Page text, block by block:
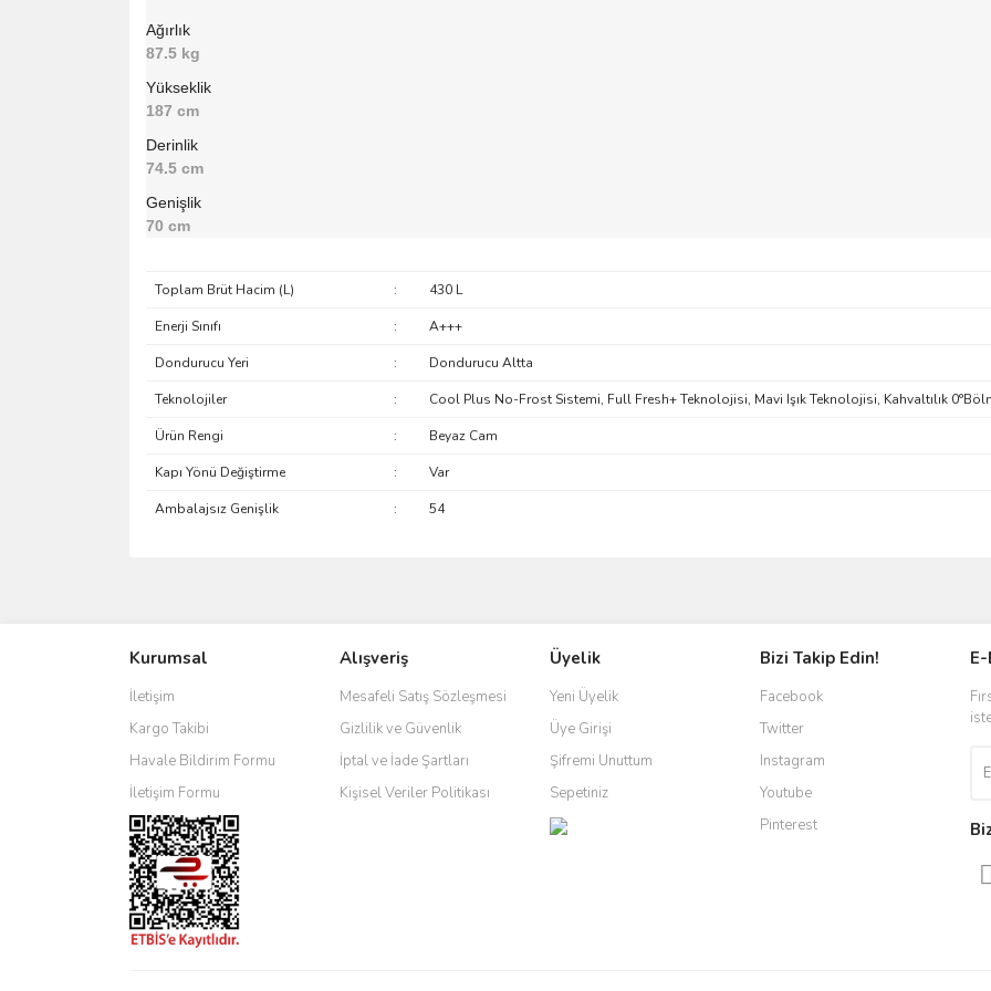
Ağırlık
87.5 kg
Yükseklik
187 cm
Derinlik
74.5 cm
Genişlik
70 cm
Toplam Brüt Hacim (L) : 430 L
Enerji Sınıfı : A+++
Dondurucu Yeri : Dondurucu Altta
Teknolojiler : Cool Plus No-Frost Sistemi, Full Fresh+ Teknolojisi, Mavi Işık Teknolojisi, Kahvaltılık
Ürün Rengi : Beyaz Cam
Kapı Yönü Değiştirme : Var
Ambalajsız Genişlik : 54
Ürün resmi kalitesiz, bozuk veya görüntülenemiyor.
Ürün açıklamasında eksik bilgiler bulunuyor.
Ürün bilgilerinde hatalar bulunuyor.
Ürün fiyatı diğer sitelerden daha pahalı.
Bu ürüne benzer farklı alternatifler olmalı.
Kurumsal
İletişim
Kargo Takibi
Havale Bildirim Formu
İletişim Formu
Alışveriş
Mesafeli Satış Sözleşmesi
Gizlilik ve Güvenlik
İptal ve İade Şartları
Kişisel Veriler Politikası
Üyelik
Yeni Üyelik
Üye Girişi
Şifremi Unuttum
Sepetiniz
Bizi Takip Edin!
Facebook
Twitter
Instagram
Youtube
Pinterest